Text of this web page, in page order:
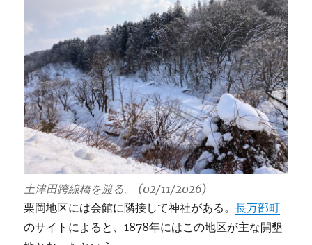
土津田跨線橋を渡る。 (02/11/2026)
栗岡地区には会館に隣接して神社がある。長万部町
のサイトによると、1878年にはこの地区が主な開墾